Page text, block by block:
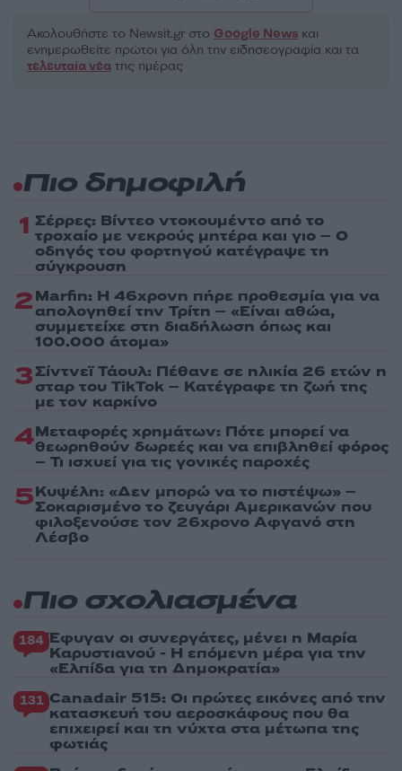
Ακολουθήστε το Νewsit.gr στο Google News και
ενημερωθείτε πρώτοι για όλη την ειδησεογραφία και τα
τελευταία νέα της ημέρας
Πιο δημοφιλή
1 Σέρρες: Βίντεο ντοκουμέντο από το
τροχαίο με νεκρούς μητέρα και γιο – Ο
οδηγός του φορτηγού κατέγραψε τη
σύγκρουση
2Marfin: Η 46χρονη πήρε προθεσμία για να
απολογηθεί την Τρίτη – «Είναι αθώα,
συμμετείχε στη διαδήλωση όπως και
100.000 άτομα»
3Σίντνεϊ Τάουλ: Πέθανε σε ηλικία 26 ετών η
σταρ του TikTok – Kατέγραφε τη ζωή της
με τον καρκίνο
4Μεταφορές χρημάτων: Πότε μπορεί να
θεωρηθούν δωρεές και να επιβληθεί φόρος
– Τι ισχυεί για τις γονικές παροχές
5Κυψέλη: «Δεν μπορώ να το πιστέψω» –
Σοκαρισμένο το ζευγάρι Αμερικανών που
φιλοξενούσε τον 26χρονο Αφγανό στη
Λέσβο
Πιο σχολιασμένα
184 Έφυγαν οι συνεργάτες, μένει η Μαρία
Καρυστιανού - Η επόμενη μέρα για την
«Ελπίδα για τη Δημοκρατία»
131 Canadair 515: Οι πρώτες εικόνες από την
κατασκευή του αεροσκάφους που θα
επιχειρεί και τη νύχτα στα μέτωπα της
φωτιάς